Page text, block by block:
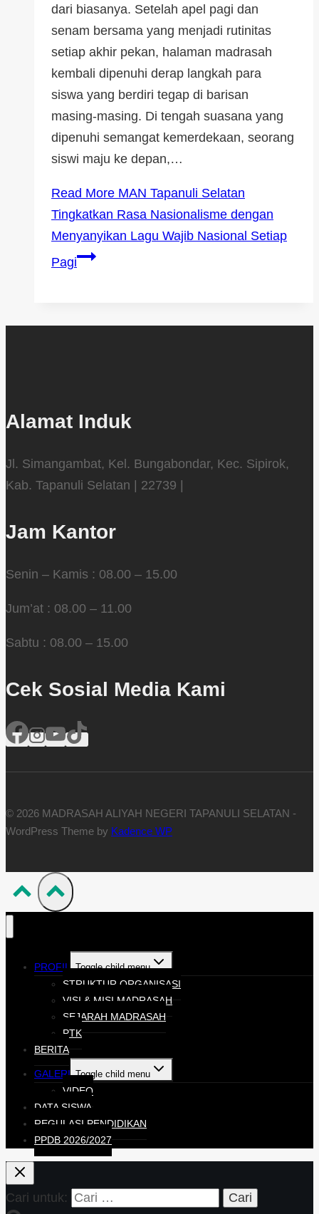
dari biasanya. Setelah apel pagi dan
senam bersama yang menjadi rutinitas
setiap akhir pekan, halaman madrasah
kembali dipenuhi derap langkah para
siswa yang berdiri tegap di barisan
masing-masing. Di tengah suasana yang
dipenuhi semangat kemerdekaan, seorang
siswi maju ke depan,…
Read More MAN Tapanuli Selatan
Tingkatkan Rasa Nasionalisme dengan
Menyanyikan Lagu Wajib Nasional Setiap
Pagi
Alamat Induk
Jl. Simangambat, Kel. Bungabondar, Kec. Sipirok,
Kab. Tapanuli Selatan | 22739 |
Jam Kantor
Senin – Kamis : 08.00 – 15.00
Jum’at : 08.00 – 11.00
Sabtu : 08.00 – 15.00
Cek Sosial Media Kami
© 2026 MADRASAH ALIYAH NEGERI TAPANULI SELATAN -
WordPress Theme by Kadence WP
PROFIL Toggle child menu
STRUKTUR ORGANISASI
VISI & MISI MADRASAH
SEJARAH MADRASAH
PTK
BERITA
GALERI Toggle child menu
VIDEO
DATA SISWA
REGULASI PENDIDIKAN
PPDB 2026/2027
Cari untuk: